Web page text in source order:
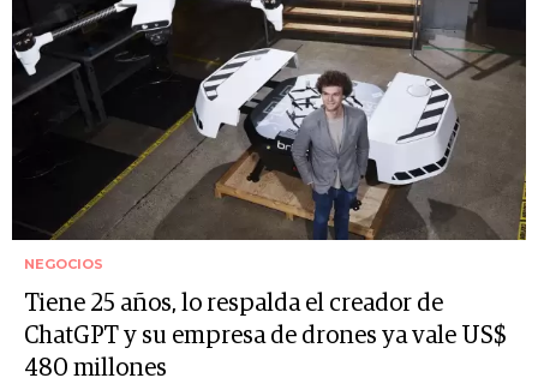
NEGOCIOS
Tiene 25 años, lo respalda el creador de
ChatGPT y su empresa de drones ya vale US$
480 millones